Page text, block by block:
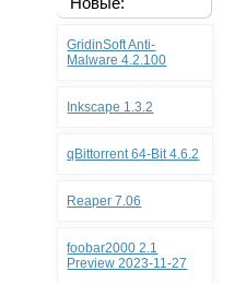
GridinSoft Anti-
Malware 4.2.100
Inkscape 1.3.2
qBittorrent 64-Bit 4.6.2
Reaper 7.06
foobar2000 2.1
Preview 2023-11-27